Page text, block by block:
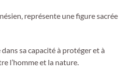
représente une figure sacrée
sa capacité à protéger et à
l’homme et la nature.